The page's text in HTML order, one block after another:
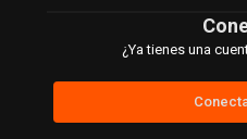
¿Ya tienes una